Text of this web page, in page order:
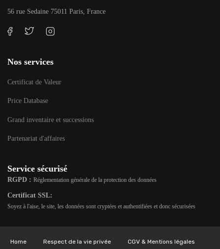
56 rue Sedaine 75011 Paris, France
Nos services
Certificat de Valeur
Price Database
Grand inventaire et successions
Partenariat d'affaires
Service sécurisé
RGPD : Réglementation générale de la protection des données
Certificat SSL:
Soyez à l'aise, le site, les données sont cryptées et authentifiées et donc sécurisées
Home Respect de la vie privée CGV & Mentions légales